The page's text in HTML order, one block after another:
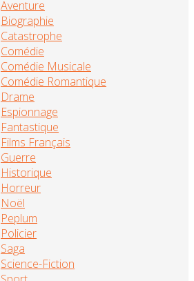
Aventure
Biographie
Catastrophe
Comédie
Comédie Musicale
Comédie Romantique
Drame
Espionnage
Fantastique
Films Français
Guerre
Historique
Horreur
Noël
Peplum
Policier
Saga
Science-Fiction